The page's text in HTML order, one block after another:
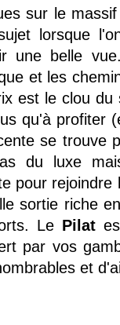
sur le
lorsque
une belle
et les
est le clou
qu'à profiter
se trouve
du luxe
pour
sortie riche
Le Pilat
par vos
et